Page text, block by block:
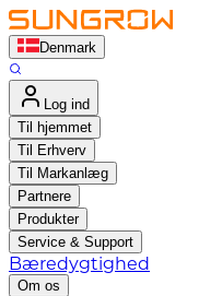
Denmark
Log ind
Til hjemmet
Til Erhverv
Til Markanlæg
Partnere
Produkter
Service & Support
Bæredygtighed
Om os